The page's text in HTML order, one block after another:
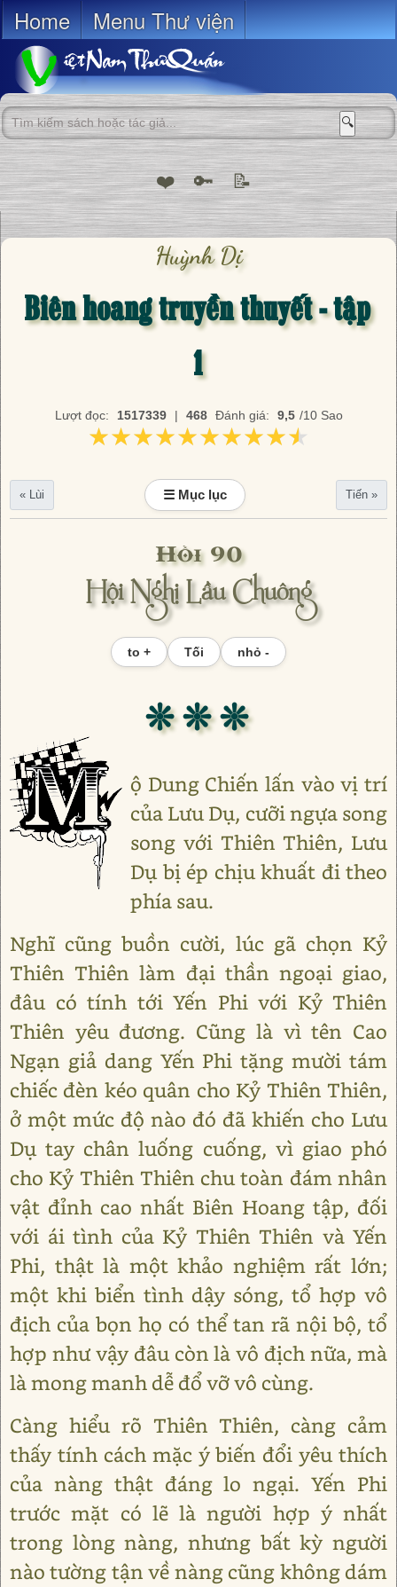
Home Menu Thư viện
🔍
❤️ 🔑 📝
Huỳnh Dị
Biên hoang truyền thuyết - tập
1
Lượt đọc: 1517339 | 468 Đánh giá: 9,5 /10 Sao
★★★★★★★★★★
★★★★★★★★★★
« Lùi ☰ Mục lục Tiến »
Hồi 90
Hội Nghị Lầu Chuông
to + Tối nhỏ -
❊ ❊ ❊
ộ Dung Chiến lấn vào vị trí
của Lưu Dụ, cưỡi ngựa song
song với Thiên Thiên, Lưu
Dụ bị ép chịu khuất đi theo
phía sau.
Nghĩ cũng buồn cười, lúc gã chọn Kỷ
Thiên Thiên làm đại thần ngoại giao,
đâu có tính tới Yến Phi với Kỷ Thiên
Thiên yêu đương. Cũng là vì tên Cao
Ngạn giả dang Yến Phi tặng mười tám
chiếc đèn kéo quân cho Kỷ Thiên Thiên,
ở một mức độ nào đó đã khiến cho Lưu
Dụ tay chân luống cuống, vì giao phó
cho Kỷ Thiên Thiên chu toàn đám nhân
vật đỉnh cao nhất Biên Hoang tập, đối
với ái tình của Kỷ Thiên Thiên và Yến
Phi, thật là một khảo nghiệm rất lớn;
một khi biển tình dậy sóng, tổ hợp vô
địch của bọn họ có thể tan rã nội bộ, tổ
hợp như vậy đâu còn là vô địch nữa, mà
là mong manh dễ đổ vỡ vô cùng.
Càng hiểu rõ Thiên Thiên, càng cảm
thấy tính cách mặc ý biến đổi yêu thích
của nàng thật đáng lo ngại. Yến Phi
trước mặt có lẽ là người hợp ý nhất
trong lòng nàng, nhưng bất kỳ người
nào tường tận về nàng cũng không dám